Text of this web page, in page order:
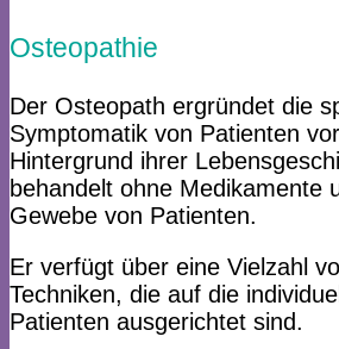
Osteopathie
Der Osteopath ergründet die
Symptomatik von Patienten
Hintergrund ihrer
behandelt ohne Medikamente
Gewebe von Patienten.
Er verfügt über eine Vielzahl
Techniken, die auf die
Patienten ausgerichtet sind.